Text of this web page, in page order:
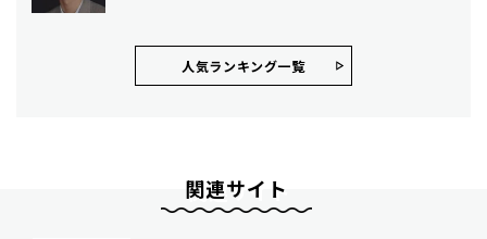
人気ランキング⼀覧
関連サイト